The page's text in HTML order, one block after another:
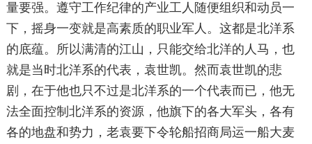
量要强。遵守工作纪律的产业工人随便组织和动员一
下，摇身一变就是高素质的职业军人。这都是北洋系
的底蕴。所以满清的江山，只能交给北洋的人马，也
就是当时北洋系的代表，袁世凯。然而袁世凯的悲
剧，在于他也只不过是北洋系的一个代表而已，他无
法全面控制北洋系的资源，他旗下的各大军头，各有
各的地盘和势力，老袁要下令轮船招商局运一船大麦